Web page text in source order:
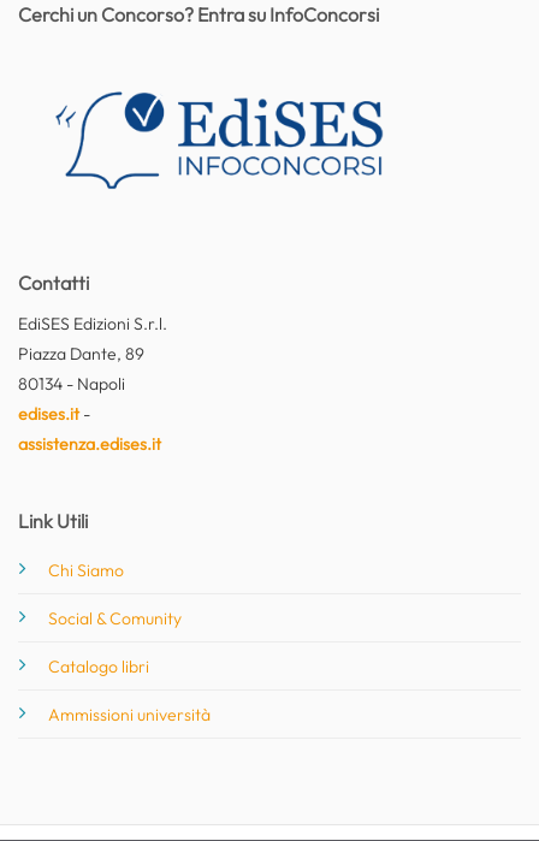
Contatti
EdiSES Edizioni S.r.l.
Piazza Dante, 89
80134 - Napoli
edises.it-
assistenza.edises.it
Link Utili
Chi Siamo
Social & Comunity
Catalogo libri
Ammissioni università
Cerchi un Concorso? Entra su InfoConcorsi